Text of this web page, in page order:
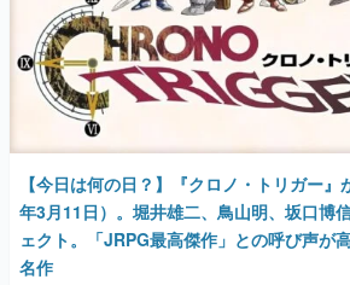
【今日は何の日？】『クロノ・トリガー
年3月11日）。堀井雄二、鳥山明、坂口博
ェクト。「JRPG最高傑作」との呼び声が
名作